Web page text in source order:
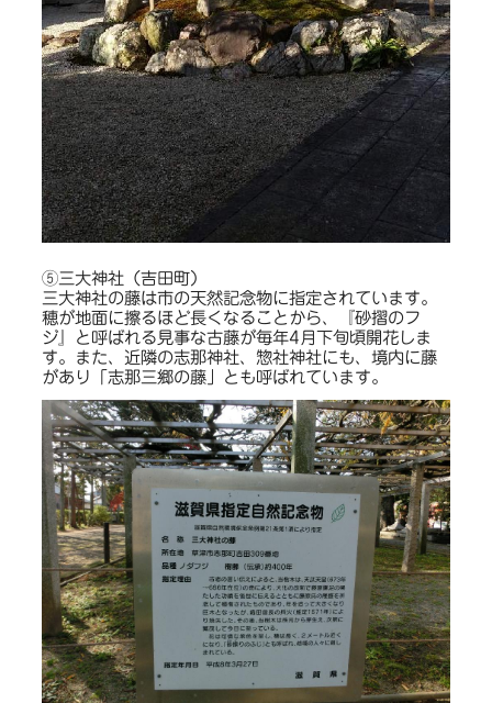
⑤三大神社（吉田町）
三大神社の藤は市の天然記念物に指定されています。
穂が地面に擦るほど長くなることから、『砂摺のフ
ジ』と呼ばれる見事な古藤が毎年4月下旬頃開花しま
す。また、近隣の志那神社、惣社神社にも、境内に藤
があり「志那三郷の藤」とも呼ばれています。